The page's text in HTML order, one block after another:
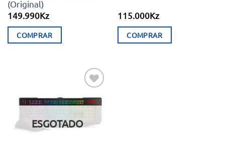
(Original)
149.990Kz
COMPRAR
115.000Kz
COMPRAR
Adicionar
aos meus
desejos
ESGOTADO